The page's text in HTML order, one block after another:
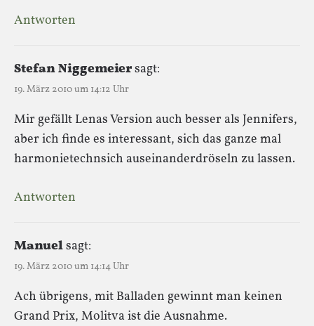
Antworten
Stefan Niggemeiersagt:
19. März 2010 um 14:12 Uhr
Mir gefällt Lenas Version auch besser als Jennifers,
aber ich finde es interessant, sich das ganze mal
harmonietechnsich auseinanderdröseln zu lassen.
Antworten
Manuelsagt:
19. März 2010 um 14:14 Uhr
Ach übrigens, mit Balladen gewinnt man keinen
Grand Prix, Molitva ist die Ausnahme.